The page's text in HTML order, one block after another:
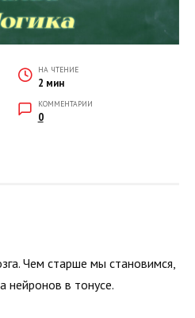
НА ЧТЕНИЕ
2 мин
КОММЕНТАРИИ
0
Чем старше мы становимся,
нейронов в тонусе.